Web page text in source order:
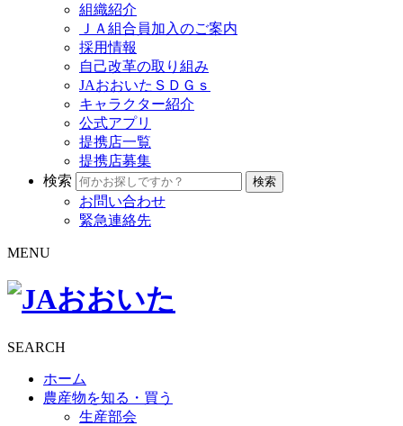
組織紹介
ＪＡ組合員加入のご案内
採用情報
自己改革の取り組み
JAおおいたＳＤＧｓ
キャラクター紹介
公式アプリ
提携店一覧
提携店募集
検索
お問い合わせ
緊急連絡先
MENU
SEARCH
ホーム
農産物を知る・買う
生産部会